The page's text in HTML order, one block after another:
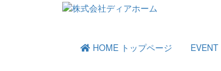
HOME トップページ EVENT